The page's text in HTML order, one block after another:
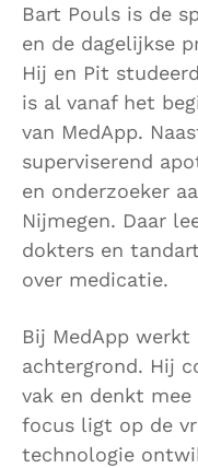
Bart Pouls is de
en de dagelijkse
Hij en Pit
is al vanaf het
van MedApp.
superviserend
en onderzoeker
Nijmegen. Daar
dokters en
over medicatie.
Bij MedApp
achtergrond. Hij
vak en denkt
focus ligt op de
technologie